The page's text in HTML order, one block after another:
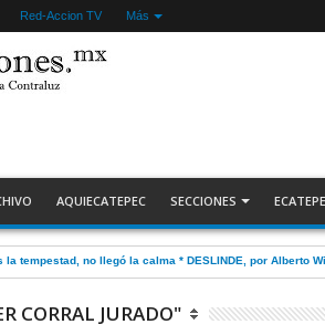
Red-Accion TV Más
AQUIECATEPEC SECCIONES
la tempestad, no llegó la calma * DESLINDE, por Alberto
CORRAL JURADO"